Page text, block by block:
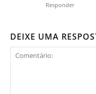
Responder
DEIXE UMA